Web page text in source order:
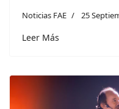
Noticias FAE 25
Leer Más